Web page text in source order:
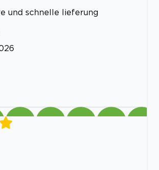
und schnelle lieferung